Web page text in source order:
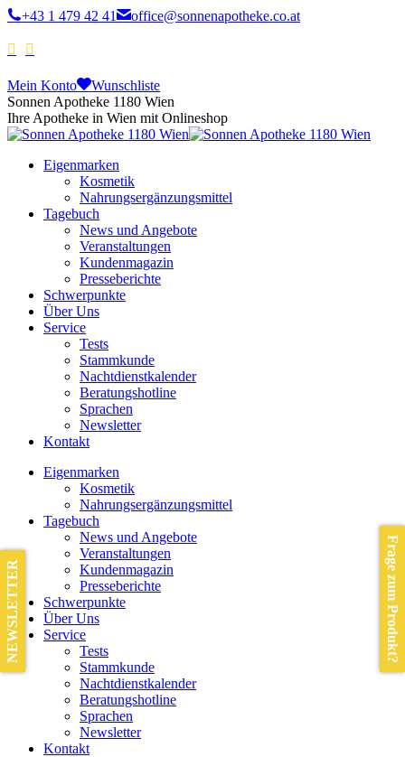
+43 1 479 42 41 office@sonnenapotheke.co.at
Mein Konto
Wunschliste
Sonnen Apotheke 1180 Wien
Ihre Apotheke in Wien mit Onlineshop
Eigenmarken
Kosmetik
Nahrungsergänzungsmittel
Tagebuch
News und Angebote
Veranstaltungen
Kundenmagazin
Presseberichte
Schwerpunkte
Über Uns
Service
Tests
Stammkunde
Nachtdienstkalender
Beratungshotline
Sprachen
Newsletter
Kontakt
Eigenmarken
Kosmetik
Nahrungsergänzungsmittel
Tagebuch
News und Angebote
Veranstaltungen
Kundenmagazin
Presseberichte
Schwerpunkte
Über Uns
Service
Tests
Stammkunde
Nachtdienstkalender
Beratungshotline
Sprachen
Newsletter
Kontakt
Frage zum Produkt?
NEWSLETTER